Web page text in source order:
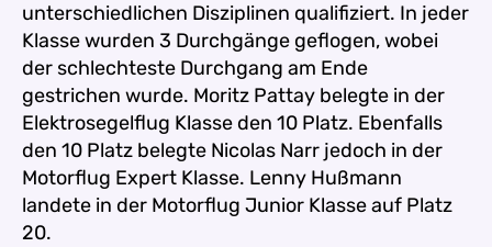
unterschiedlichen Disziplinen qualifiziert. In jeder
Klasse wurden 3 Durchgänge geflogen, wobei
der schlechteste Durchgang am Ende
gestrichen wurde. Moritz Pattay belegte in der
Elektrosegelflug Klasse den 10 Platz. Ebenfalls
den 10 Platz belegte Nicolas Narr jedoch in der
Motorflug Expert Klasse. Lenny Hußmann
landete in der Motorflug Junior Klasse auf Platz
20.